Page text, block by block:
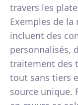
travers les
Exemples de la
incluent des
personnalisés,
traitement des
tout sans tiers
source unique.